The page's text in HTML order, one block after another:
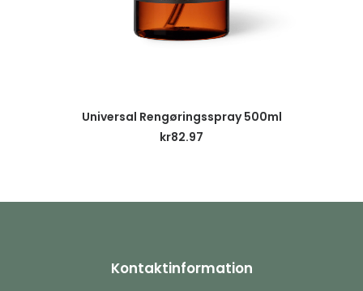
LÄS MER
Universal Rengøringsspray 500ml
kr82.97
Kontaktinformation